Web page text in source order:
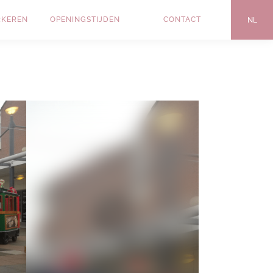
OPENINGSTIJDEN CONTACT NL